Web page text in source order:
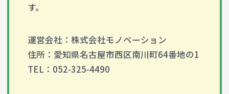
す。
運営会社：株式会社モノベーション
住所：愛知県名古屋市西区南川町64番地の1
TEL：052-325-4490